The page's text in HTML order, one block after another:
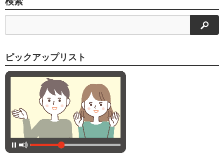
検索
ピックアップリスト